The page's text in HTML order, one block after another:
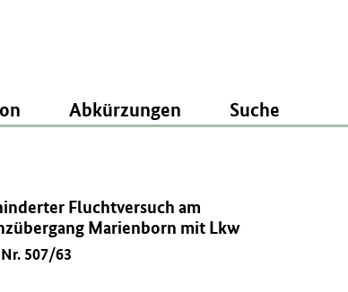
Abkürzungen Suche
Fluchtversuch am
Marienborn mit Lkw
507/63